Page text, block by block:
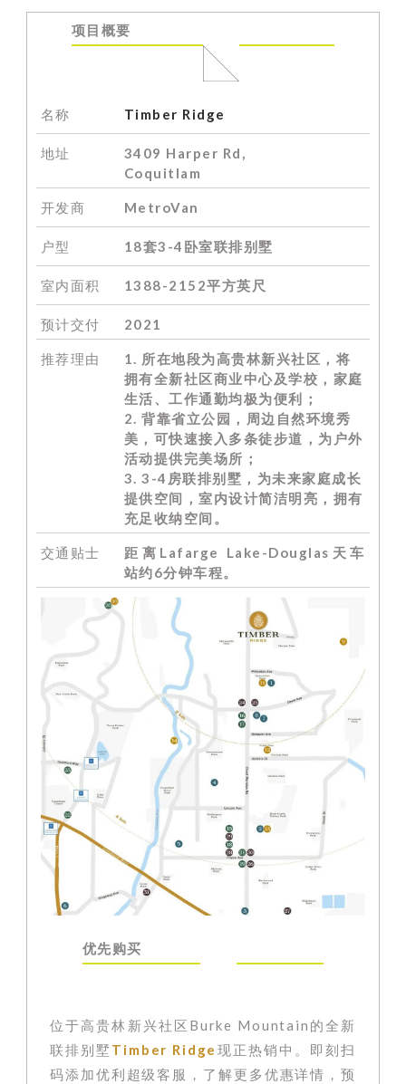
项目概要
名称 Timber Ridge
地址
3409 Harper Rd,
Coquitlam
开发商 MetroVan
户型 18套3-4卧室联排别墅
室内面积 1388-2152平方英尺
预计交付 2021
推荐理由
1. 所在地段为高贵林新兴社区，将
拥有全新社区商业中心及学校，家庭
生活、工作通勤均极为便利；
2. 背靠省立公园，周边自然环境秀
美，可快速接入多条徒步道，为户外
活动提供完美场所；
3. 3-4房联排别墅，为未来家庭成长
提供空间，室内设计简洁明亮，拥有
充足收纳空间。
交通贴士
距离Lafarge Lake-Douglas天车
站约6分钟车程。
优先购买
位于高贵林新兴社区Burke Mountain的全新
联排别墅 Timber Ridge 现正热销 中 。即刻扫
码添加优利超级客服
，了解更多优惠详情，预